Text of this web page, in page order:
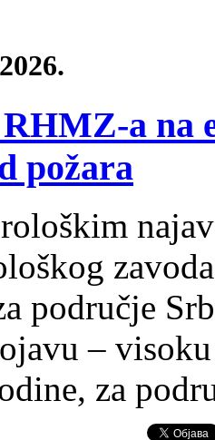
a na
požara
područje
–
za